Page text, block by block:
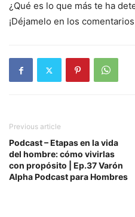
¿Qué es lo que más te ha
¡Déjamelo en los
Previous article
Podcast – Etapas en la vida
del hombre: cómo vivirlas
con propósito | Ep.37 Varón
Alpha Podcast para Hombres